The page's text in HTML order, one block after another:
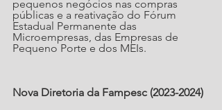
pequenos negócios nas compras
públicas e a reativação do Fórum
Estadual Permanente das
Microempresas, das Empresas de
Pequeno Porte e dos MEIs.
Nova Diretoria da Fampesc (2023-2024)